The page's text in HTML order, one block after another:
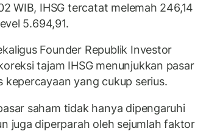
WIB, IHSG tercatat melemah 246,14
5.694,91.
Founder Republik Investor
tajam IHSG menunjukkan pasar
kepercayaan yang cukup serius.
saham tidak hanya dipengaruhi
juga diperparah oleh sejumlah faktor